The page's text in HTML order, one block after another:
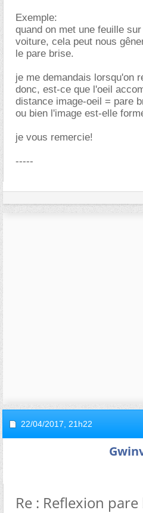
Exemple:
quand on met une feuille
voiture, cela peut nous
le pare brise.
je me demandais lorsqu'on
donc, est-ce que l'oeil
distance image-oeil = pare
ou bien l'image est-elle
je vous remercie!
-----
22/04/2017, 21h22
Re : Reflexion